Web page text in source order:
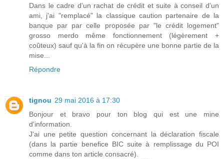
Dans le cadre d'un rachat de crédit et suite à conseil d'un
ami, j'ai "remplacé" la classique caution partenaire de la
banque par par celle proposée par "le crédit logement"
grosso merdo même fonctionnement (légèrement +
coûteux) sauf qu'à la fin on récupère une bonne partie de la
mise...
Répondre
tignou 29 mai 2016 à 17:30
Bonjour et bravo pour ton blog qui est une mine
d'information.
J'ai une petite question concernant la déclaration fiscale
(dans la partie benefice BIC suite à remplissage du POI
comme dans ton article consacré).